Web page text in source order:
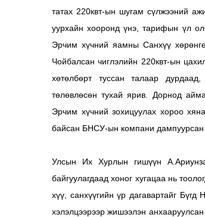
татах 220квт-ын шугам сүлжээний
уурхайн хооронд үнэ, тарифын үл
Эрчим хүчний яамны Санхүү
Чойбалсан чиглэлийн 220квт-ын
хөтөлбөрт туссан талаар
төлөвлөсөн тухай ярив. Дорнод
Эрчим хүчний зохицуулах хороо
байсан БНСУ-ын компани дампуурсан
Улсын Их Хурлын гишүүн
байгуулагдаад хоног хугацаа нь
хүү, санхүүгийн үр дагавартайг
хэлэлцээрээр жишээлэн